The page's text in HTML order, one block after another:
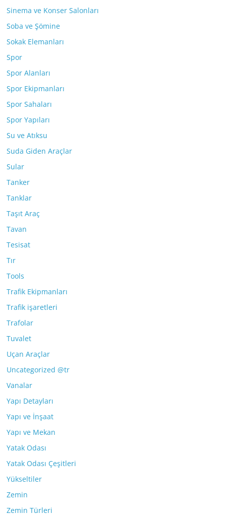
Sinema ve Konser Salonları
Soba ve Şömine
Sokak Elemanları
Spor
Spor Alanları
Spor Ekipmanları
Spor Sahaları
Spor Yapıları
Su ve Atıksu
Suda Giden Araçlar
Sular
Tanker
Tanklar
Taşıt Araç
Tavan
Tesisat
Tır
Tools
Trafik Ekipmanları
Trafik işaretleri
Trafolar
Tuvalet
Uçan Araçlar
Uncategorized @tr
Vanalar
Yapı Detayları
Yapı ve İnşaat
Yapı ve Mekan
Yatak Odası
Yatak Odası Çeşitleri
Yükseltiler
Zemin
Zemin Türleri